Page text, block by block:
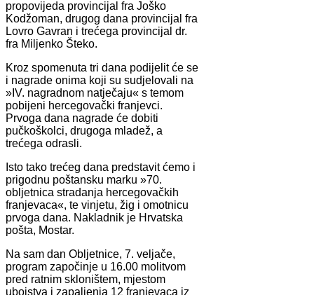
propovijeda provincijal fra Joško
Kodžoman, drugog dana provincijal fra
Lovro Gavran i trećega provincijal dr.
fra Miljenko Šteko.
Kroz spomenuta tri dana podijelit će se
i nagrade onima koji su sudjelovali na
»IV. nagradnom natječaju« s temom
pobijeni hercegovački franjevci.
Prvoga dana nagrade će dobiti
pučkoškolci, drugoga mladež, a
trećega odrasli.
Isto tako trećeg dana predstavit ćemo i
prigodnu poštansku marku »70.
obljetnica stradanja hercegovačkih
franjevaca«, te vinjetu, žig i omotnicu
prvoga dana. Nakladnik je Hrvatska
pošta, Mostar.
Na sam dan Obljetnice, 7. veljače,
program započinje u 16.00 molitvom
pred ratnim skloništem, mjestom
ubojstva i zapaljenja 12 franjevaca iz